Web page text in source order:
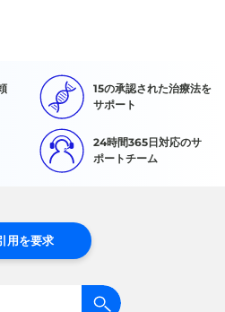
15の承認された治療法を
サポート
24時間365日対応のサ
ポートチーム
用を要求